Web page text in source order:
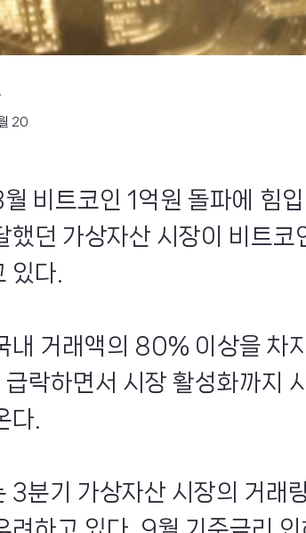
20
비트코인 1억원 돌파에 힘
했던 가상자산 시장이 비트코
있다.
내 거래액의 80% 이상을 차
락하면서 시장 활성화까지
다.
3분기 가상자산 시장의 거래